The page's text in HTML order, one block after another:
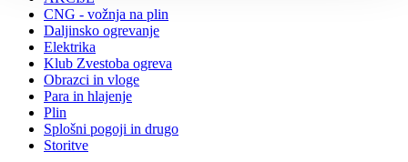
CNG - vožnja na plin
Daljinsko ogrevanje
Elektrika
Klub Zvestoba ogreva
Obrazci in vloge
Para in hlajenje
Plin
Splošni pogoji in drugo
Storitve